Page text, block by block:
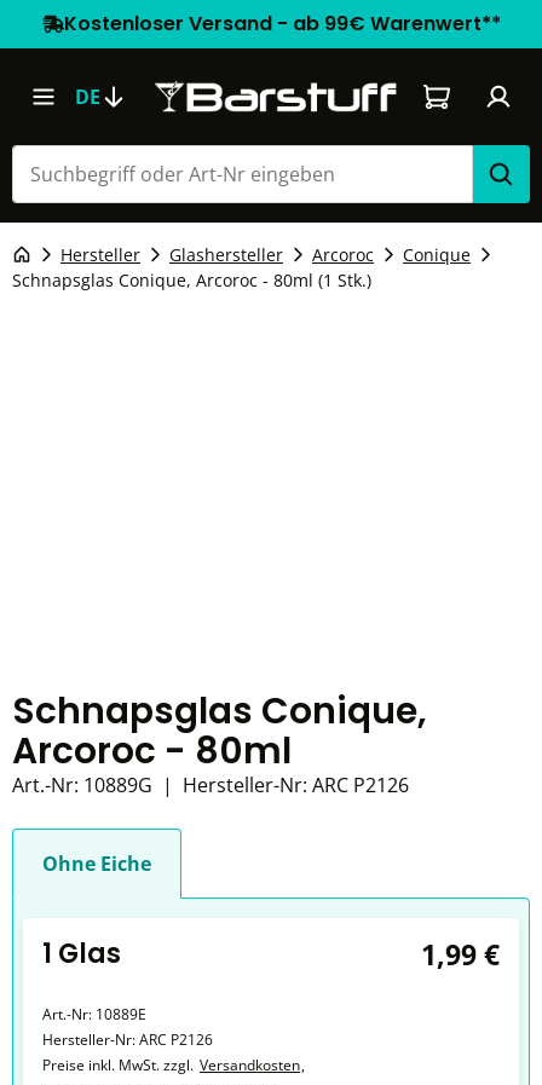
Kostenloser Versand - ab 99€ Warenwert**
DE Warenkorb
Hersteller Glashersteller Arcoroc
Conique
Schnapsglas Conique, Arcoroc - 80ml (1 Stk.)
Schnapsglas Conique,
Arcoroc - 80ml
Art.-Nr: 10889G | Hersteller-Nr: ARC P2126
Ohne Eiche
1 Glas 1,99 €
Art.-Nr: 10889E
Hersteller-Nr:ARC P2126
Preise inkl. MwSt. zzgl. Versandkosten,